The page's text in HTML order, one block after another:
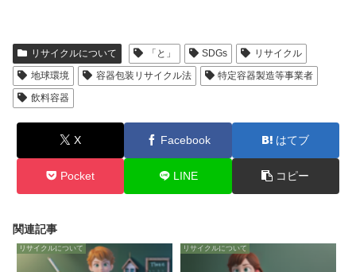
リサイクルについて 「と」 SDGs
リサイクル
地球環境
容器包装リサイクル法
特定容器製造等事業者
飲料容器
X Facebook はてブ
Pocket LINE コピー
関連記事
リサイクルについて リサイクルについて